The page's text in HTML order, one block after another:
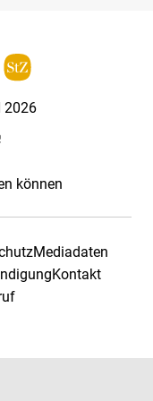
2026
können
Mediadaten
Kontakt